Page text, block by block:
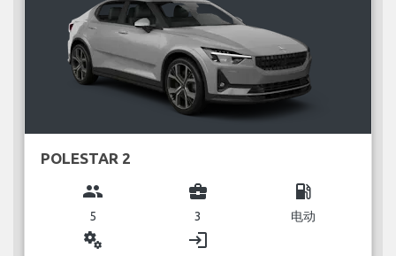
POLESTAR 2
group
5
business_center
3
local_gas_station
电动
miscellaneous_services login